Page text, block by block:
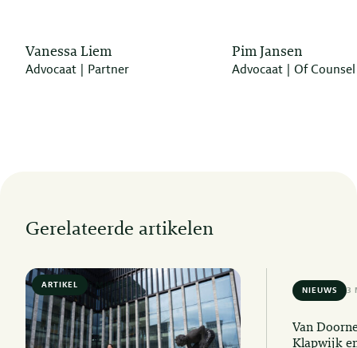
Vanessa Liem
Advocaat | Partner
Pim Jansen
Advocaat | Of Counsel
Gerelateerde artikelen
ARTIKEL 6 MIN READ
NIEUWS 3
Van
Klapwijk